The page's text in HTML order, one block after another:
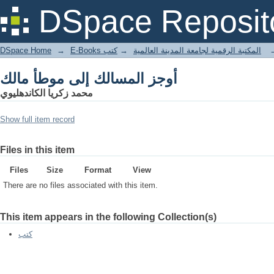
DSpace
أوجز المسالك إلى موطأ مالك
DSpace Home → E-Books المكتبة الرقمية لجامعة المدينة العالمية → كتب
أوجز المسالك إلى موطأ مالك
محمد زكريا الكاندهليوي
Show full item record
Files in this item
Files Size Format
View
There are no files associated with this item.
This item appears in the following Collection(s)
كتب